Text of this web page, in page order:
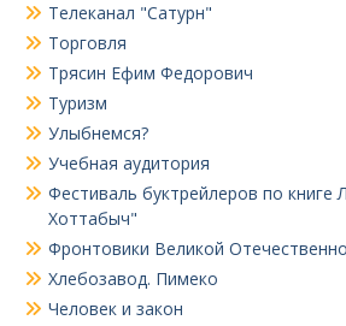
Телеканал "Сатурн"
Торговля
Трясин Ефим Федорович
Туризм
Улыбнемся?
Учебная аудитория
Фестиваль буктрейлеров по книге
Хоттабыч"
Фронтовики Великой
Хлебозавод. Пимеко
Человек и закон